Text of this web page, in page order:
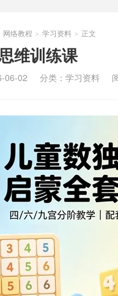
网络教程 > 学习资料 > 正文
维训练课
06-02 分类： 学习资料